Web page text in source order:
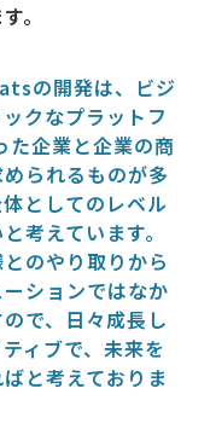
。
の開発は、ビジ
クなプラットフ
た企業と企業の商
られるものが多
としてのレベル
考えています。
のやり取りから
ションではなか
で、日々成長し
ィブで、未来を
と考えておりま